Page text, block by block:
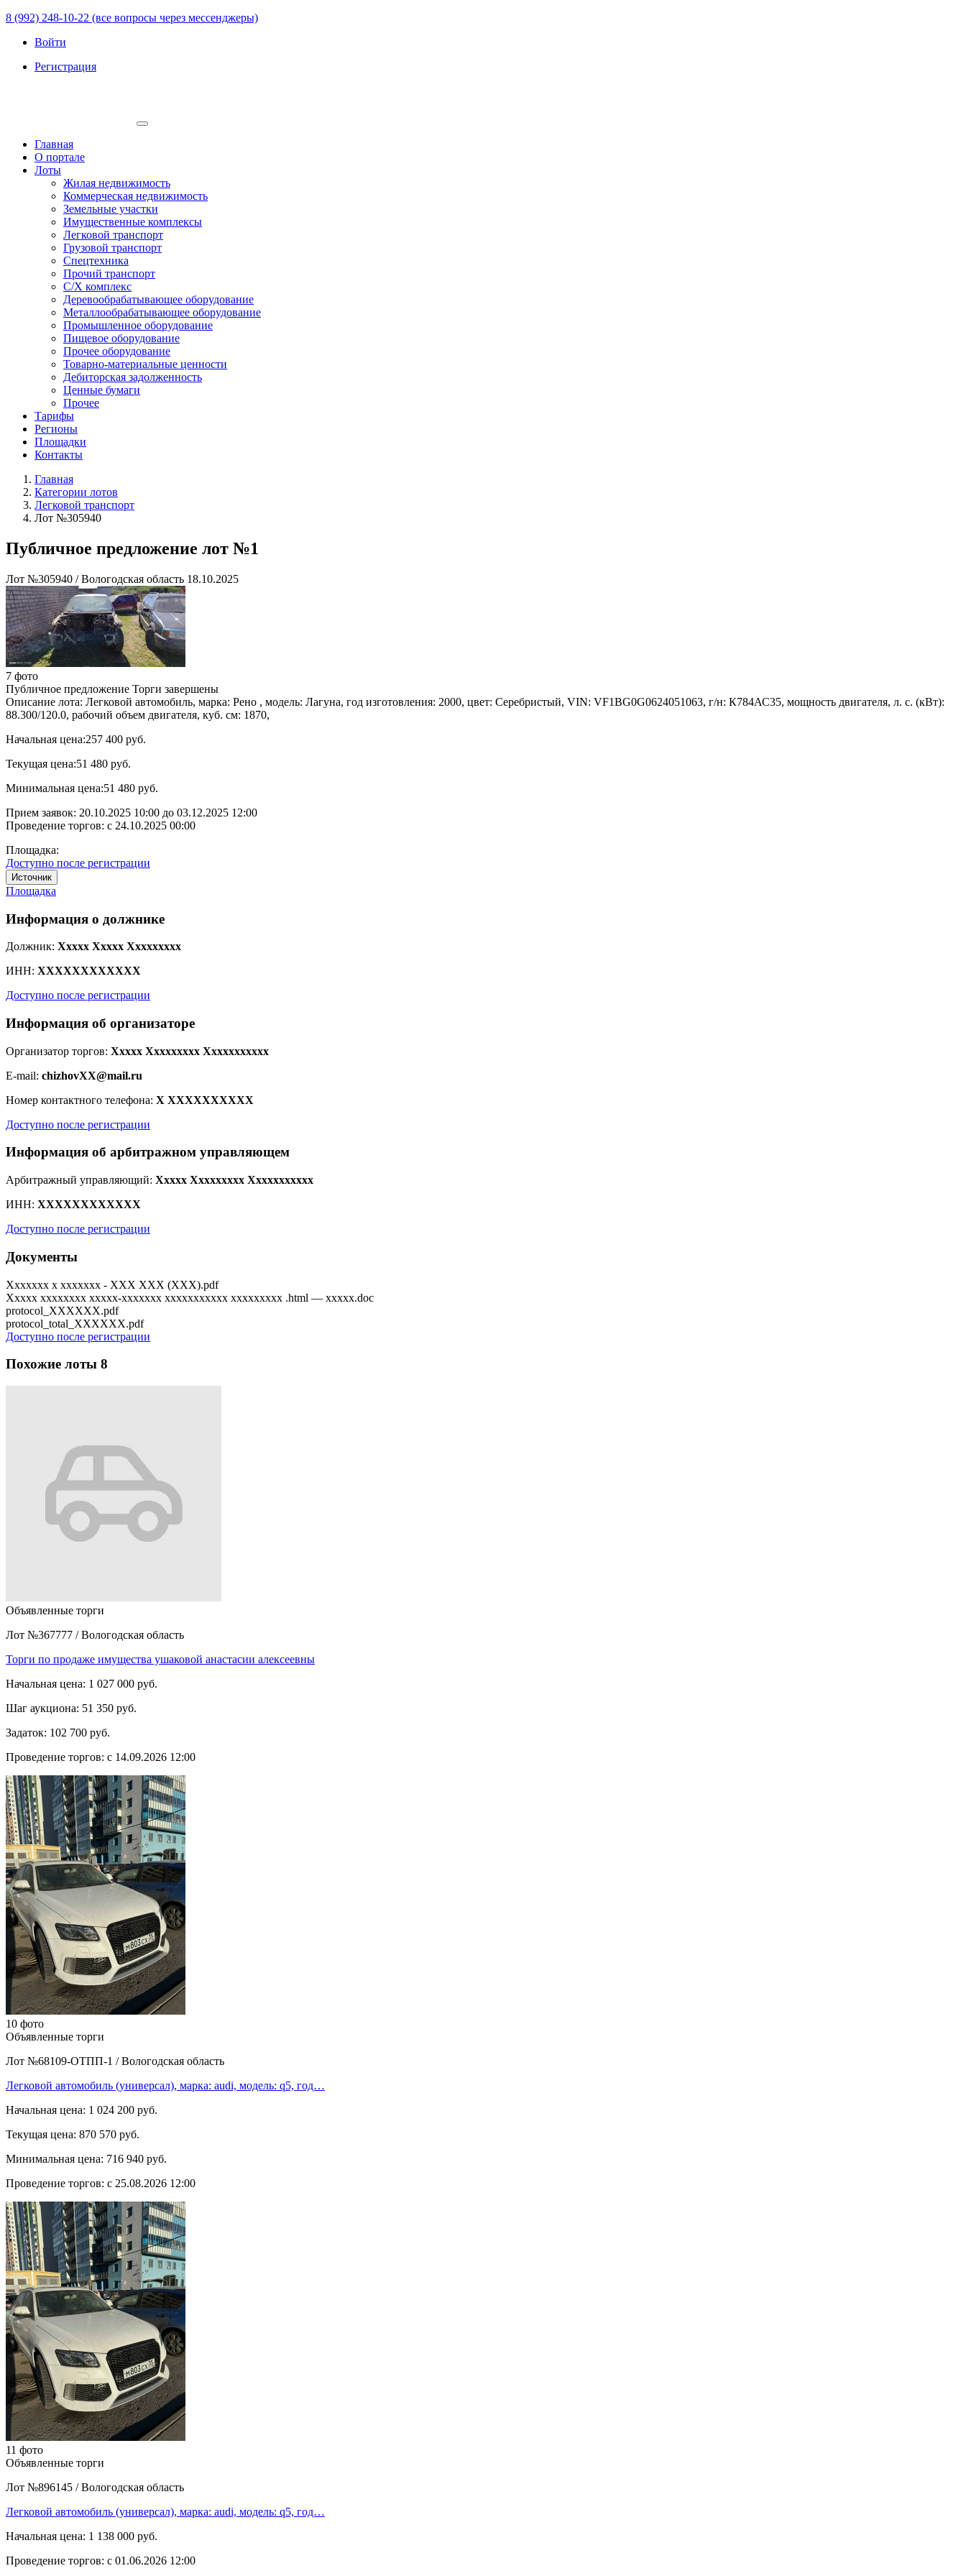
8 (992) 248-10-22 (все вопросы через мессенджеры)
Войти
Регистрация
Главная
О портале
Лоты
Жилая недвижимость
Коммерческая недвижимость
Земельные участки
Имущественные комплексы
Легковой транспорт
Грузовой транспорт
Спецтехника
Прочий транспорт
С/Х комплекс
Деревообрабатывающее оборудование
Металлообрабатывающее оборудование
Промышленное оборудование
Пищевое оборудование
Прочее оборудование
Товарно-материальные ценности
Дебиторская задолженность
Ценные бумаги
Прочее
Тарифы
Регионы
Площадки
Контакты
Главная
Категории лотов
Легковой транспорт
Лот №305940
Публичное предложение лот №1
Лот №305940 / Вологодская область 18.10.2025
7 фото
Публичное предложение Торги завершены
Описание лота: Легковой автомобиль, марка: Рено , модель: Лагуна, год изготовления: 2000, цвет: Серебристый, VIN: VF1BG0G0624051063, г/н: К784АС35, мощность двигателя, л. с. (кВт):
88.300/120.0, рабочий объем двигателя, куб. см: 1870,
Начальная цена:257 400 руб.
Текущая цена:51 480 руб.
Минимальная цена:51 480 руб.
Прием заявок: 20.10.2025 10:00 до 03.12.2025 12:00
Проведение торгов: с 24.10.2025 00:00
Площадка:
Доступно после регистрации
Источник
Площадка
Информация о должнике
Должник: Xxxxx Xxxxx Xxxxxxxxx
ИНН: XXXXXXXXXXXX
Доступно после регистрации
Информация об организаторе
Организатор торгов: Xxxxx Xxxxxxxxx Xxxxxxxxxxx
E-mail: chizhovXX@mail.ru
Номер контактного телефона: X XXXXXXXXXX
Доступно после регистрации
Информация об арбитражном управляющем
Арбитражный управляющий: Xxxxx Xxxxxxxxx Xxxxxxxxxxx
ИНН: XXXXXXXXXXXX
Доступно после регистрации
Документы
Xxxxxxx x xxxxxxx - XXX XXX (XXX).pdf
Xxxxx xxxxxxxx xxxxx-xxxxxxx xxxxxxxxxxx xxxxxxxxx .html — xxxxx.doc
protocol_XXXXXX.pdf
protocol_total_XXXXXX.pdf
Доступно после регистрации
Похожие лоты 8
Объявленные торги
Лот №367777 / Вологодская область
Торги по продаже имущества ушаковой анастасии алексеевны
Начальная цена: 1 027 000 руб.
Шаг аукциона: 51 350 руб.
Задаток: 102 700 руб.
Проведение торгов: с 14.09.2026 12:00
10 фото
Объявленные торги
Лот №68109-ОТПП-1 / Вологодская область
Легковой автомобиль (универсал), марка: audi, модель: q5, год…
Начальная цена: 1 024 200 руб.
Текущая цена: 870 570 руб.
Минимальная цена: 716 940 руб.
Проведение торгов: с 25.08.2026 12:00
11 фото
Объявленные торги
Лот №896145 / Вологодская область
Легковой автомобиль (универсал), марка: audi, модель: q5, год…
Начальная цена: 1 138 000 руб.
Проведение торгов: с 01.06.2026 12:00